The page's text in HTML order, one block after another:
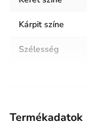
Kárpit színe
Szélesség
Termék súlya
Termékadatok